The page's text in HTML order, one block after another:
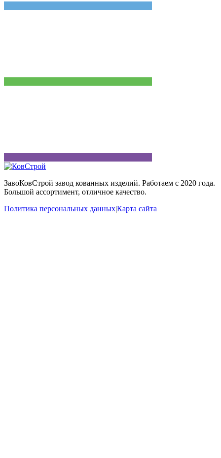
ЗавоКовСтрой завод кованных изделий. Работаем с 2020 года.
Большой ассортимент, отличное качество.
Политика персональных данных|Карта сайта